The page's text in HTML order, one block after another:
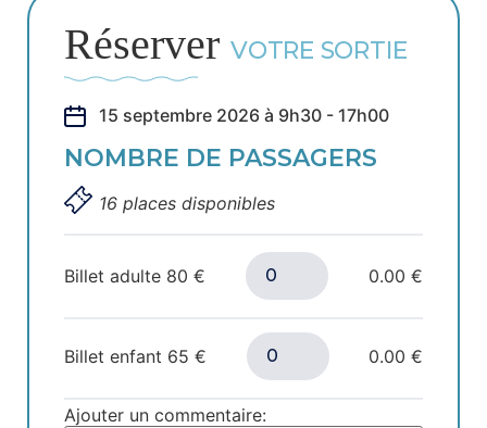
Réserver VOTRE SORTIE
15 septembre 2026 à 9h30 - 17h00
NOMBRE DE PASSAGERS
16 places disponibles
Billet adulte 80 € 0.00 €
Billet enfant 65 € 0.00 €
Ajouter un commentaire: